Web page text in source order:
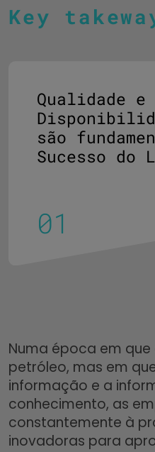
Key
Qualidade e
são
Sucesso do
Numa época em
petróleo, mas em
informação e a
conhecimento, as
constantemente à
inovadoras para